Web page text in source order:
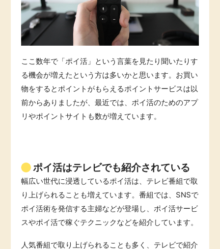
モニター
ポイ活お得情報
お友達紹介
カード比較
特集一覧
GMOポイ活の使い方
ヘルプセンター
美容・健康
有料サービス
銀行・金融・投資
家計の固定費
ふるさと納税
ここ数年で「ポイ活」という言葉を見たり聞いたりす
る機会が増えたという方は多いかと思います。お買い
物をするとポイントがもらえるポイントサービスは以
前からありましたが、最近では、ポイ活のためのアプ
リやポイントサイトも数が増えています。
ポイ活はテレビでも紹介されている
幅広い世代に浸透しているポイ活は、テレビ番組で取
り上げられることも増えています。番組では、SNSで
ポイ活術を発信する主婦などが登場し、ポイ活サービ
スやポイ活で稼ぐテクニックなどを紹介しています。
人気番組で取り上げられることも多く、テレビで紹介